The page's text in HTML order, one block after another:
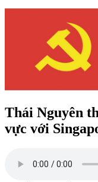
Thái Nguyên
vực với